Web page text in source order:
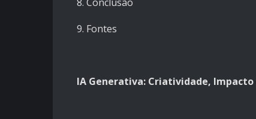
9. Fontes
IA Generativa: Criatividade, Impacto